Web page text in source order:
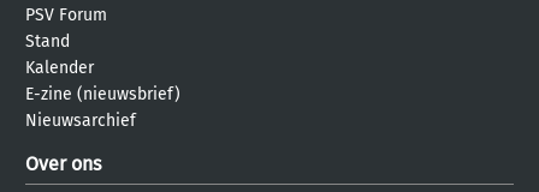
PSV Forum
Stand
Kalender
E-zine (nieuwsbrief)
Nieuwsarchief
Over ons